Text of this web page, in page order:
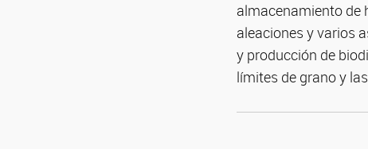
almacenamiento de
aleaciones y varios
y producción de
límites de grano y